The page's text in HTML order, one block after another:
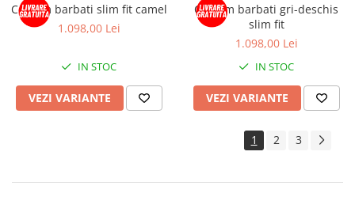
Costum barbati slim fit camel
1.098,00 Lei
IN STOC
VEZI VARIANTE
Costum barbati gri-deschis
slim fit
1.098,00 Lei
IN STOC
VEZI VARIANTE
1 2 3